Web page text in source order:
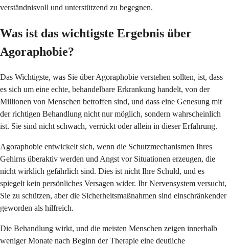
verständnisvoll und unterstützend zu begegnen.
Was ist das wichtigste Ergebnis über
Agoraphobie?
Das Wichtigste, was Sie über Agoraphobie verstehen sollten, ist, dass
es sich um eine echte, behandelbare Erkrankung handelt, von der
Millionen von Menschen betroffen sind, und dass eine Genesung mit
der richtigen Behandlung nicht nur möglich, sondern wahrscheinlich
ist. Sie sind nicht schwach, verrückt oder allein in dieser Erfahrung.
Agoraphobie entwickelt sich, wenn die Schutzmechanismen Ihres
Gehirns überaktiv werden und Angst vor Situationen erzeugen, die
nicht wirklich gefährlich sind. Dies ist nicht Ihre Schuld, und es
spiegelt kein persönliches Versagen wider. Ihr Nervensystem versucht,
Sie zu schützen, aber die Sicherheitsmaßnahmen sind einschränkender
geworden als hilfreich.
Die Behandlung wirkt, und die meisten Menschen zeigen innerhalb
weniger Monate nach Beginn der Therapie eine deutliche